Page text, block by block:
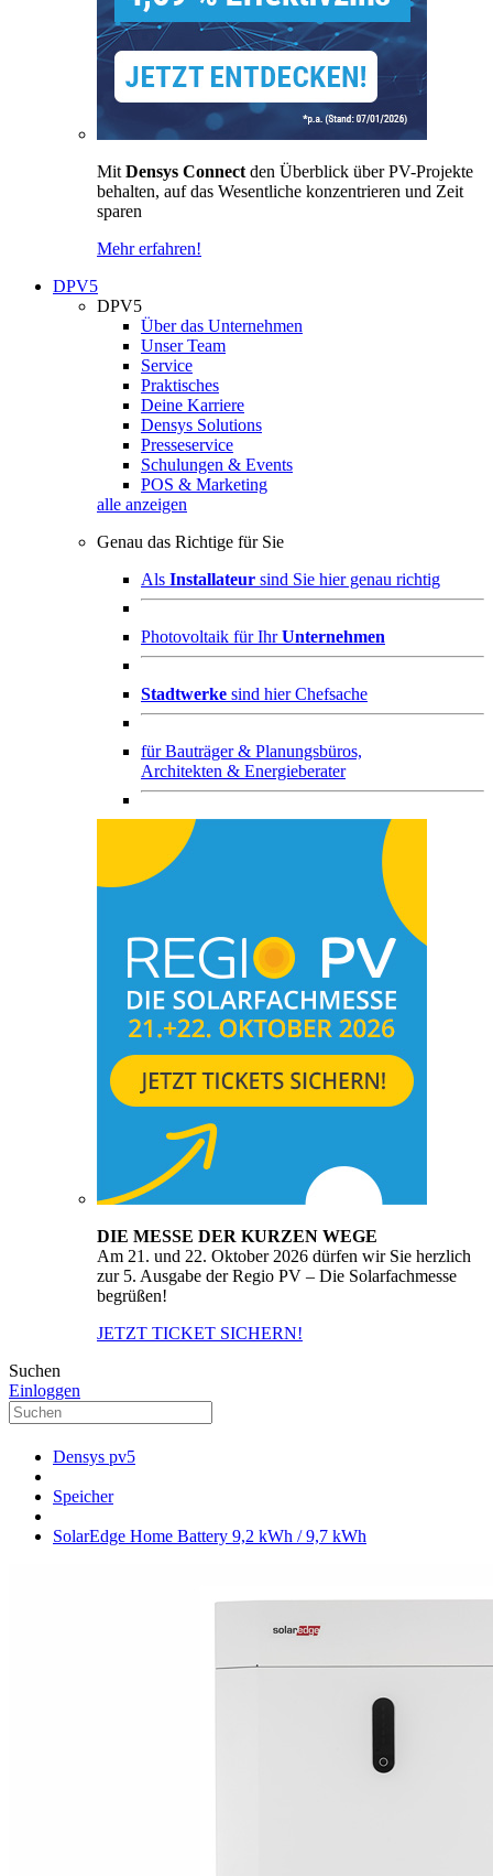
Mit Densys Connect den Überblick über PV-Projekte
behalten, auf das Wesentliche konzentrieren und Zeit
sparen
Mehr erfahren!
DPV5
DPV5
Über das Unternehmen
Unser Team
Service
Praktisches
Deine Karriere
Densys Solutions
Presseservice
Schulungen & Events
POS & Marketing
alle anzeigen
Genau das Richtige für Sie
Als Installateur sind Sie hier genau richtig
Photovoltaik für IhrUnternehmen
Stadtwerke sind hier Chefsache
fürBauträger & Planungsbüros,
Architekten & Energieberater
DIE MESSE DER KURZEN WEGE
Am 21. und 22. Oktober 2026 dürfen wir Sie herzlich
zur 5. Ausgabe der Regio PV – Die Solarfachmesse
begrüßen!
JETZT TICKET SICHERN!
Suchen
Einloggen
Densys pv5
Speicher
SolarEdge Home Battery 9,2 kWh / 9,7 kWh